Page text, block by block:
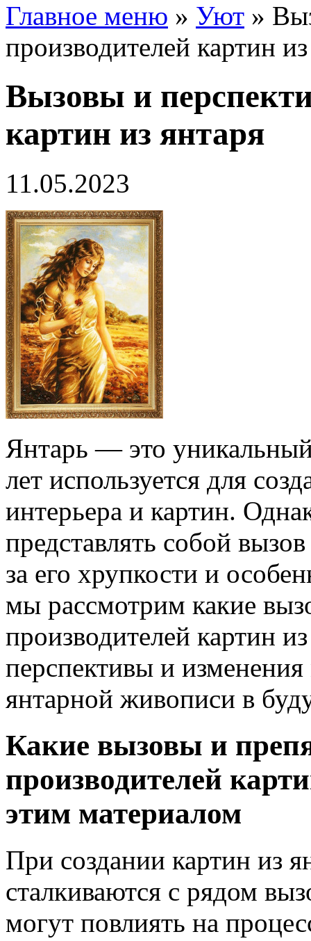
Главное меню » Уют »
производителей картин
Вызовы и
картин из янтаря
11.05.2023
Янтарь — это
лет используется для
интерьера и картин.
представлять собой
за его хрупкости и
мы рассмотрим какие
производителей картин
перспективы и
янтарной живописи в
Какие вызовы и
производителей
этим материалом
При создании картин из
сталкиваются с рядом
могут повлиять на